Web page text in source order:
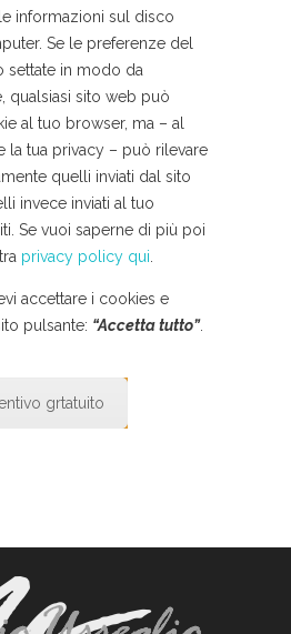
informazioni sul disco
Se le preferenze del
settate in modo da
qualsiasi sito web può
al tuo browser, ma – al
la tua privacy – può rilevare
quelli inviati dal sito
invece inviati al tuo
Se vuoi saperne di più poi
privacy policy qui
accettare i cookies e
pulsante: “Accetta tutto”.
grtatuito